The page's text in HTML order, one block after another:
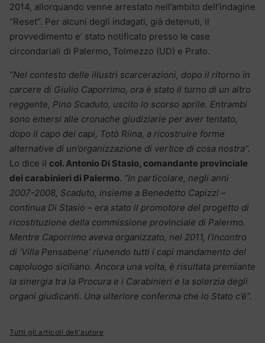
2014, allorquando venne arrestato nell’ambito dell’indagine
“Reset”. Per alcuni degli indagati, già detenuti, il
provvedimento e’ stato notificato presso le case
circondariali di Palermo, Tolmezzo (UD) e Prato.
”Nel contesto delle illustri scarcerazioni, dopo il ritorno in
carcere di Giulio Caporrimo, ora è stato il turno di un altro
reggente, Pino Scaduto, uscito lo scorso aprile. Entrambi
sono emersi alle cronache giudiziarie per aver tentato,
dopo il capo dei capi, Totò Riina, a ricostruire forme
alternative di un’organizzazione di vertice di cosa nostra”.
Lo dice il col. Antonio Di Stasio, comandante provinciale
dei carabinieri di Palermo. ”In particolare, negli anni
2007-2008, Scaduto, insieme a Benedetto Capizzi –
continua Di Stasio – era stato il promotore del progetto di
ricostituzione della commissione provinciale di Palermo.
Mentre Caporrimo aveva organizzato, nel 2011, l’incontro
di ‘Villa Pensabene’ riunendo tutti i capi mandamento del
capoluogo siciliano. Ancora una volta, è risultata premiante
la sinergia tra la Procura e i Carabinieri e la solerzia degli
organi giudicanti. Una ulteriore conferma che lo Stato c’è”.
Tutti gli articoli dell'autore